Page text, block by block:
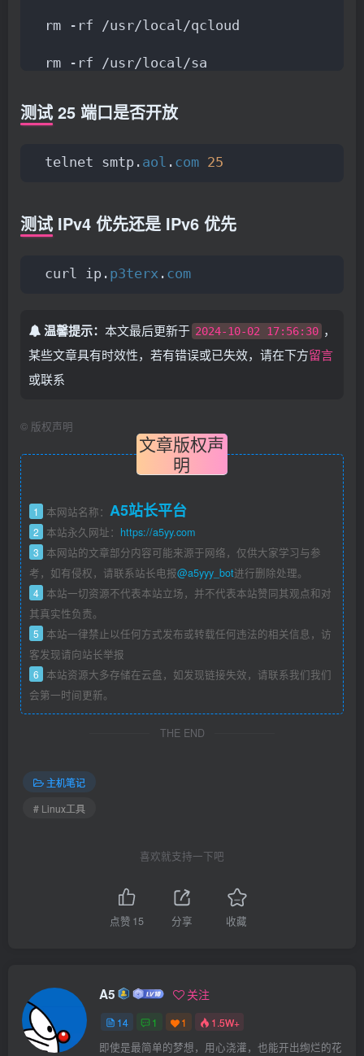
rm -rf /usr/local/qcloud
rm -rf /usr/local/sa
rm -rf /usr/local/agenttools
sap100 secu-tcs-agent
for in $ {process ]}
do
    kill
-9 $A
done
测试 25 端口是否开放
telnet smtp. aol . com 25
测试 IPv4 优先还是 IPv6 优先
curl ip. p3terx . com
温馨提示： 本文最后更新于 2024-10-02 17:56:30 ，
某些文章具有时效性，若有错误或已失效，请在下方留言
或联系
© 版权声明
文章版权声
明
1 本网站名称： A5站长平台
2 本站永久网址： https://a5yy.com
3
本网站的文章部分内容可能来源于网络，仅供大家学习与参
考，如有侵权，请联系站长电报@a5yyy_bot进行删除处理。
4 本站一切资源不代表本站立场，并不代表本站赞同其观点和对
其真实性负责。
5
本站一律禁止以任何方式发布或转载任何违法的相关信息，访
客发现请向站长举报
6
本站资源大多存储在云盘，如发现链接失效，请联系我们我们
会第一时间更新。
THE END
主机笔记
# Linux工具
喜欢就支持一下吧
点赞 15 分享 收藏
A5 关注
14 1 1 1.5W+
即使是最简单的梦想，用心浇灌，也能开出绚烂的花